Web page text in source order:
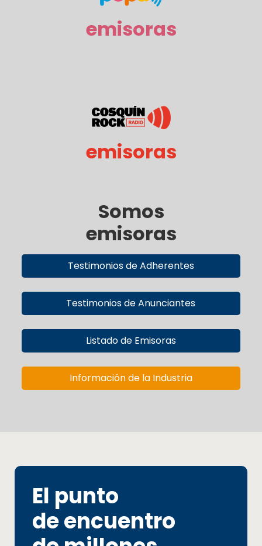
emisoras
emisoras
Somos
emisoras
Testimonios de Adherentes
Testimonios de Anunciantes
Listado de Emisoras
Información de la Industria
El punto
de encuentro